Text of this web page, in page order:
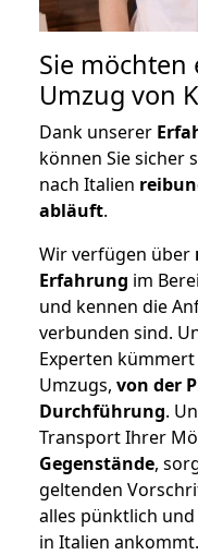
Sie möchten
Umzug von
Dank unserer
können Sie sicher
nach Italien
abläuft.
Wir verfügen über
Erfahrung im
und kennen die
verbunden sind.
Experten
Umzugs, von der
Durchführung.
Transport Ihrer
Gegenstände,
geltenden
alles pünktlich
in Italien ankommt.